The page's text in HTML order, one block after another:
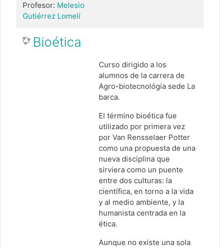
Profesor: Melesio
Gutiérrez Lomelí
Bioética
Curso dirigido a los
alumnos de la carrera de
Agro-biotecnológia sede La
barca.
El término bioética fue
utilizado por primera vez
por Van Rensselaer Potter
como una propuesta de una
nueva disciplina que
sirviera como un puente
entre dos culturas: la
científica, en torno a la vida
y al medio ambiente, y la
humanista centrada en la
ética.
Aunque no existe una sola